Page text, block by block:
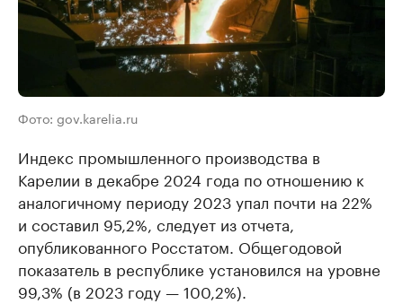
Фото: gov.karelia.ru
Индекс промышленного производства в
Карелии в декабре 2024 года по отношению к
аналогичному периоду 2023 упал почти на 22%
и составил 95,2%, следует из отчета,
опубликованного Росстатом. Общегодовой
показатель в республике установился на уровне
99,3% (в 2023 году — 100,2%).